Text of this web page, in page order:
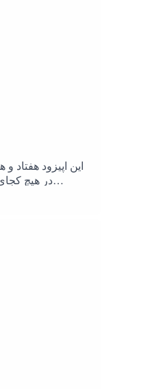
مصرف‌کنندگان،
در هیچ